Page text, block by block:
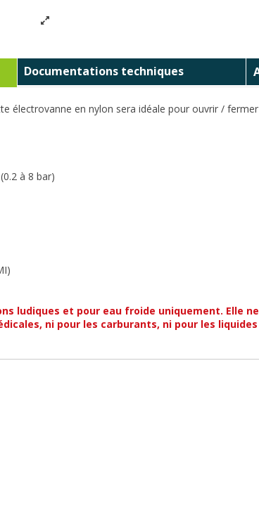
Documentations techniques
électrovanne en nylon sera idéale pour ouvrir /
à 8 bar)
ludiques et pour eau froide uniquement. Elle
ni pour les carburants, ni pour les